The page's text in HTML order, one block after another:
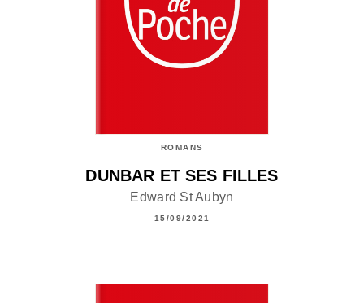
ROMANS
DUNBAR ET SES FILLES
Edward St Aubyn
15/09/2021